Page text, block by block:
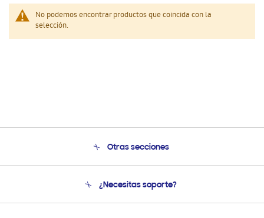
No podemos encontrar productos que coincida con la
selección.
Otras secciones
Soporte
¿Necesitas soporte?